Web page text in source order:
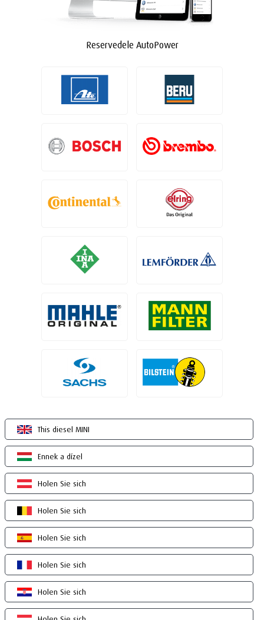
Reservedele AutoPower
This diesel MINI
Ennek a dízel
Holen Sie sich
Holen Sie sich
Holen Sie sich
Holen Sie sich
Holen Sie sich